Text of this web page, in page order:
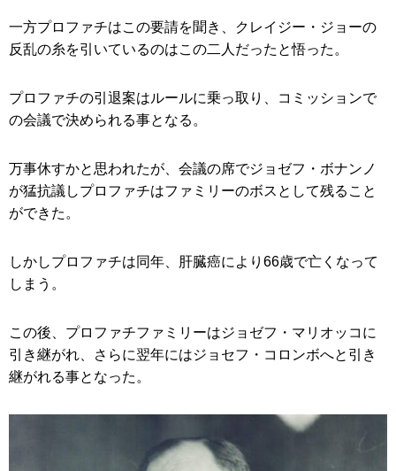
一方プロファチはこの要請を聞き、クレイジー・ジョーの
反乱の糸を引いているのはこの二人だったと悟った。
プロファチの引退案はルールに乗っ取り、コミッションで
の会議で決められる事となる。
万事休すかと思われたが、会議の席でジョゼフ・ボナンノ
が猛抗議しプロファチはファミリーのボスとして残ること
ができた。
しかしプロファチは同年、肝臓癌により66歳で亡くなって
しまう。
この後、プロファチファミリーはジョゼフ・マリオッコに
引き継がれ、さらに翌年にはジョセフ・コロンボへと引き
継がれる事となった。